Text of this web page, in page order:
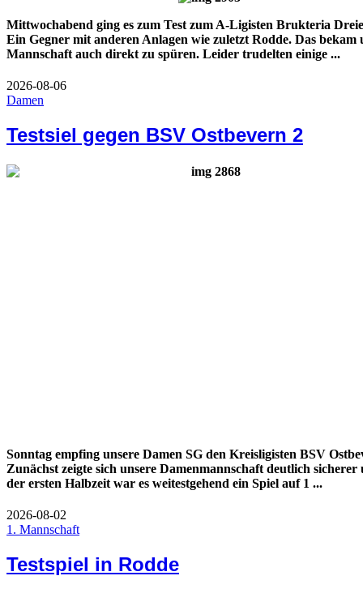
Mittwochabend ging es zum Test zum A-Ligisten Brukteria
Ein Gegner mit anderen Anlagen wie zuletzt Rodde. Das bekam
Mannschaft auch direkt zu spüren. Leider trudelten einige ...
2026-08-06
Damen
Testsiel gegen BSV Ostbevern 2
Sonntag empfing unsere Damen SG den Kreisligisten BSV
Zunächst zeigte sich unsere Damenmannschaft deutlich sicherer
der ersten Halbzeit war es weitestgehend ein Spiel auf 1 ...
2026-08-02
1. Mannschaft
Testspiel in Rodde